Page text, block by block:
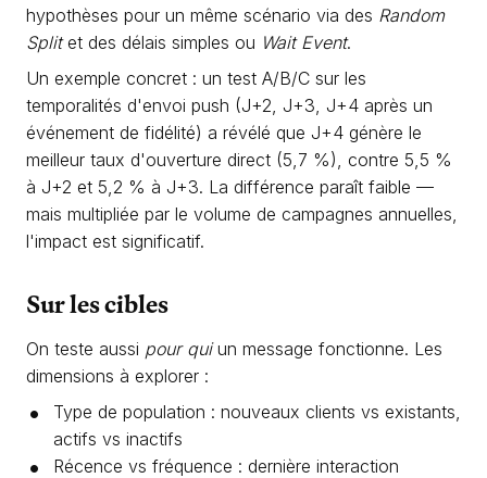
hypothèses pour un même scénario via des Random
Splitet des délais simples ou Wait Event.
Un exemple concret : un test A/B/C sur les
temporalités d'envoi push (J+2, J+3, J+4 après un
événement de fidélité) a révélé que J+4 génère le
meilleur taux d'ouverture direct (5,7 %), contre 5,5 %
à J+2 et 5,2 % à J+3. La différence paraît faible —
mais multipliée par le volume de campagnes annuelles,
l'impact est significatif.
Sur les cibles
On teste aussi pour quiun message fonctionne. Les
dimensions à explorer :
Type de population : nouveaux clients vs existants,
actifs vs inactifs
Récence vs fréquence : dernière interaction